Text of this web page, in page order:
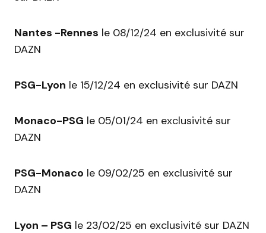
Nantes -Rennes le 08/12/24 en exclusivité sur
DAZN
PSG-Lyon le 15/12/24 en exclusivité sur DAZN
Monaco-PSG le 05/01/24 en exclusivité sur
DAZN
PSG-Monaco le 09/02/25 en exclusivité sur
DAZN
Lyon – PSG le 23/02/25 en exclusivité sur DAZN